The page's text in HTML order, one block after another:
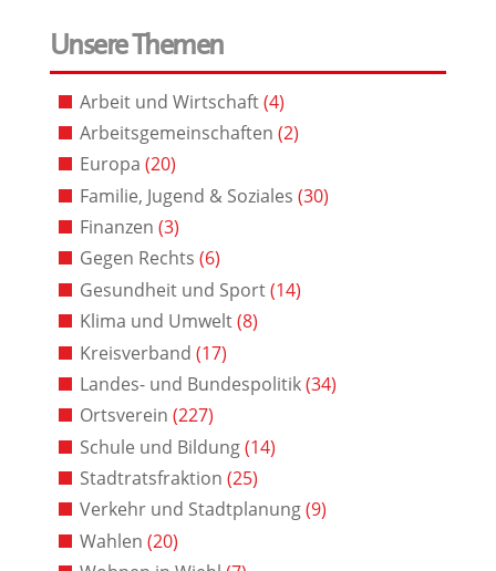
Unsere Themen
Arbeit und Wirtschaft(4)
Arbeitsgemeinschaften (2)
Europa (20)
Familie, Jugend & Soziales (30)
Finanzen (3)
Gegen Rechts (6)
Gesundheit und Sport(14)
Klima und Umwelt(8)
Kreisverband (17)
Landes- und Bundespolitik(34)
Ortsverein (227)
Schule und Bildung(14)
Stadtratsfraktion (25)
Verkehr und Stadtplanung(9)
Wahlen (20)